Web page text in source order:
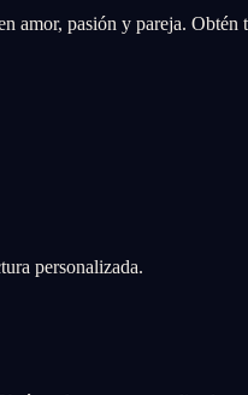
amor, pasión y pareja.
personalizada.